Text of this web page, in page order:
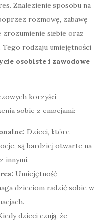
Znalezienie sposobu na
rozmowę, zabawę
zrozumienie siebie oraz
Tego rodzaju umiejętności
osobiste i zawodowe
korzyści
sobie z emocjami:
Dzieci, które
są bardziej otwarte na
innymi.
Umiejętność
dzieciom radzić sobie w
dzieci czują, że